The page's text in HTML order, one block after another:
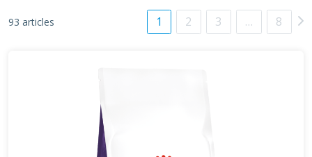
93 articles 1 2 3 … 8